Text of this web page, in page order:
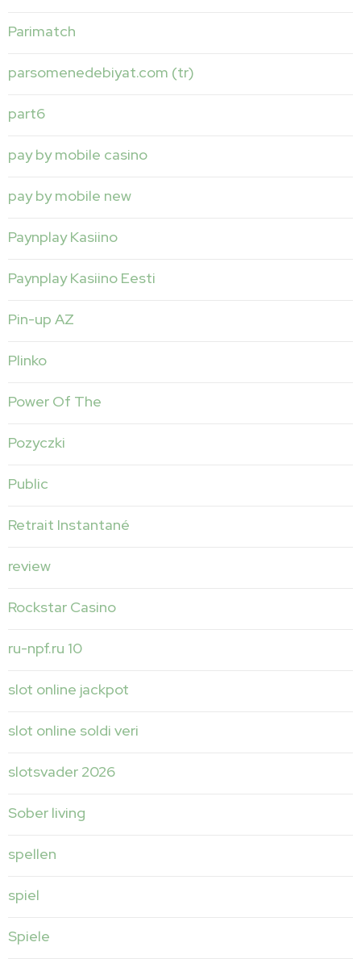
Parimatch
parsomenedebiyat.com (tr)
part6
pay by mobile casino
pay by mobile new
Paynplay Kasiino
Paynplay Kasiino Eesti
Pin-up AZ
Plinko
Power Of The
Pozyczki
Public
Retrait Instantané
review
Rockstar Casino
ru-npf.ru 10
slot online jackpot
slot online soldi veri
slotsvader 2026
Sober living
spellen
spiel
Spiele